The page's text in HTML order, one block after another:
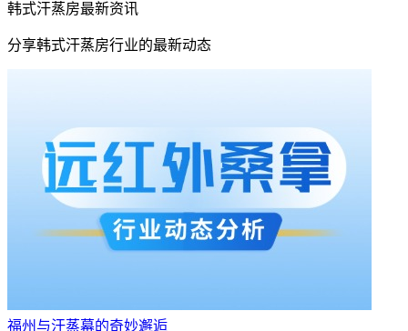
韩式汗蒸房最新资讯
分享韩式汗蒸房行业的最新动态
福州与汗蒸幕的奇妙邂逅